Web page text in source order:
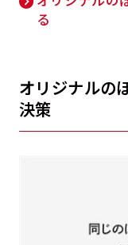
る
オリジナルの
決策